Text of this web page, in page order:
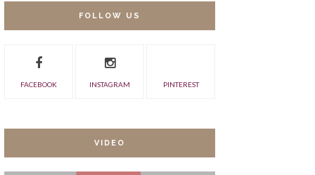
FOLLOW US
FACEBOOK INSTAGRAM PINTEREST
VIDEO